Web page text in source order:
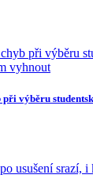
při výběru